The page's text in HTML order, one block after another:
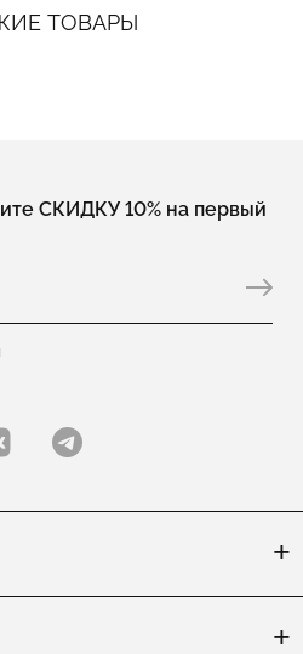
ТОВАРЫ
СКИДКУ 10% на первый